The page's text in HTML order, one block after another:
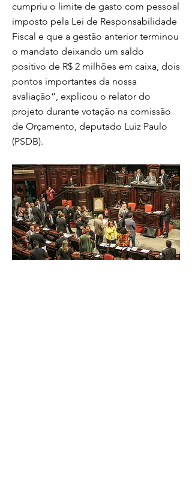
cumpriu o limite de gasto com pessoal
imposto pela Lei de Responsabilidade
Fiscal e que a gestão anterior terminou
o mandato deixando um saldo
positivo de R$ 2 milhões em caixa, dois
pontos importantes da nossa
avaliação”, explicou o relator do
projeto durante votação na comissão
de Orçamento, deputado Luiz Paulo
(PSDB).